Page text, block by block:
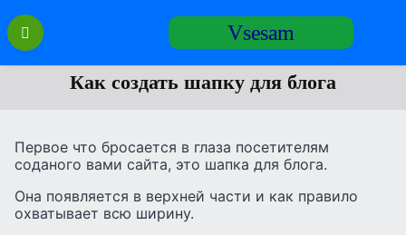
Перейти
содержанию
Vsesam
Как создать шапку для блога
Первое что бросается в глаза посетителям
соданого вами сайта, это шапка для блога.
Она появляется в верхней части и как правило
охватывает всю ширину.